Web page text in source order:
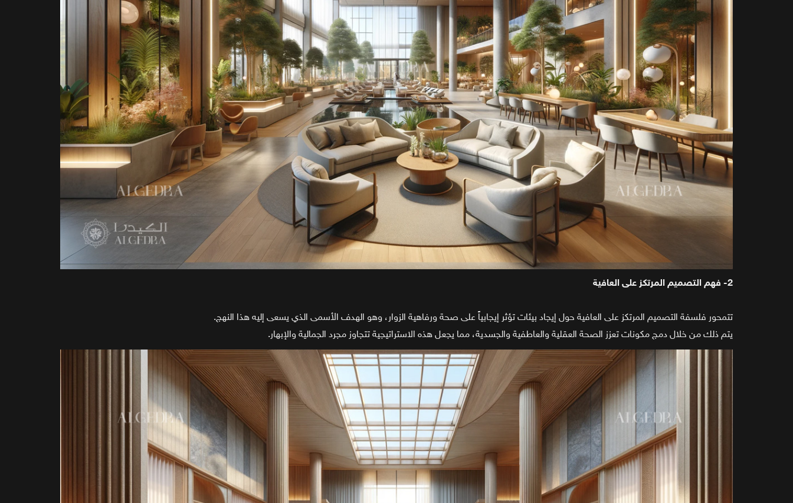
2- فهم التصميم المرتكز على العافية
تتمحور فلسفة التصميم المرتكز على العافية حول إيجاد بيئات تؤثر إيجابياً على صحة ورفاهية الزوار، وهو الهدف الأسمى الذي يسعى إليه هذا النهج.
يتم ذلك من خلال دمج مكونات تعزز الصحة العقلية والعاطفية والجسدية، مما يجعل هذه الاستراتيجية تتجاوز مجرد الجمالية والإبهار.